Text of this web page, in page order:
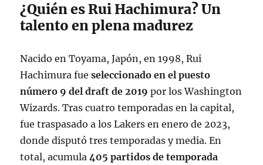
¿Quién es Rui Hachimura? Un
talento en plena madurez
Nacido en Toyama, Japón, en 1998, Rui
Hachimura fueseleccionado en el puesto
número 9 del draft de 2019 por los Washington
Wizards. Tras cuatro temporadas en la capital,
fue traspasado a los Lakers en enero de 2023,
donde disputó tres temporadas y media. En
total, acumula405 partidos de temporada